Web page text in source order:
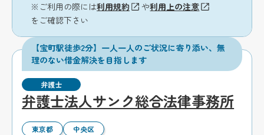
※ご利用の際には利用規約 や利用上の注意
をご確認下さい
【宝町駅徒歩2分】一人一人のご状況に寄り添い、無
理のない借金解決を目指します
弁護士
弁護士法人サンク総合法律事務所
東京都 中央区